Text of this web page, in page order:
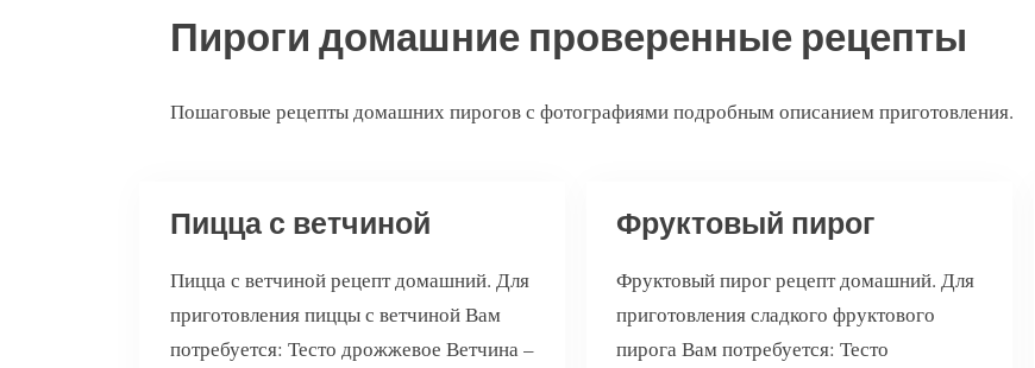
Пироги домашние проверенные рецепты
Пошаговые рецепты домашних пирогов с фотографиями подробным описанием приготовления.
Пицца с ветчиной
Пицца с ветчиной рецепт домашний. Для
приготовления пиццы с ветчиной Вам
потребуется: Тесто дрожжевое Ветчина –
Фруктовый пирог
Фруктовый пирог рецепт домашний. Для
приготовления сладкого фруктового
пирога Вам потребуется: Тесто